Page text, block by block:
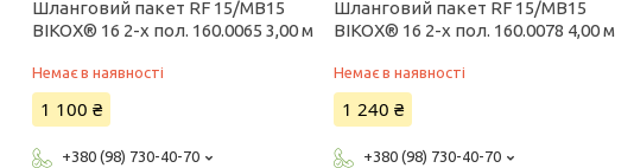
Шланговий пакет RF 15/MB15
BIKOX® 16 2-x пол. 160.0065 3,00 м
Немає в наявності
1 100 ₴
+380 (98) 730-40-70
Шланговий пакет RF 15/MB15
BIKOX® 16 2-x пол. 160.0078 4,00 м
Немає в наявності
1 240 ₴
+380 (98) 730-40-70